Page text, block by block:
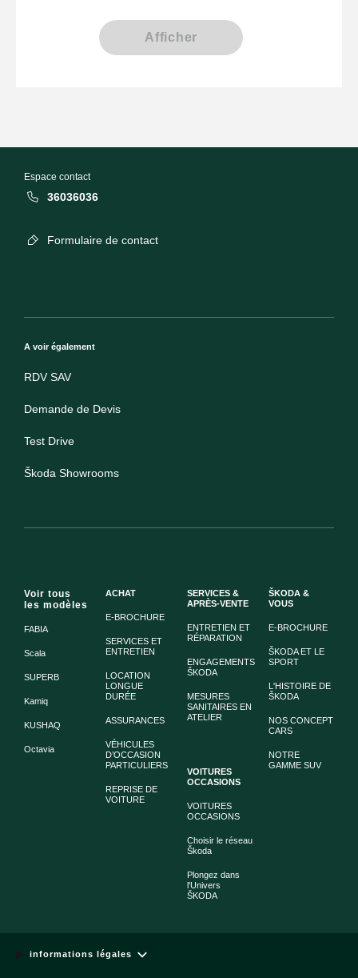
Afficher
Espace contact
36036036
Formulaire de contact
A voir également
RDV SAV
Demande de Devis
Test Drive
Škoda Showrooms
Voir tous
les modèles
FABIA
Scala
SUPERB
Kamiq
KUSHAQ
Octavia
ACHAT
E-BROCHURE
SERVICES ET
ENTRETIEN
LOCATION
LONGUE
DURÉE
ASSURANCES
VÉHICULES
D’OCCASION
PARTICULIERS
REPRISE DE
VOITURE
SERVICES &
APRÈS-VENTE
ENTRETIEN ET
RÉPARATION
ENGAGEMENTS
ŠKODA
MESURES
SANITAIRES EN
ATELIER
VOITURES
OCCASIONS
VOITURES
OCCASIONS
Choisir le réseau
Škoda
Plongez dans
l'Univers
ŠKODA
ŠKODA &
VOUS
E-BROCHURE
ŠKODA ET LE
SPORT
L'HISTOIRE DE
ŠKODA
NOS CONCEPT
CARS
NOTRE
GAMME SUV
informations légales